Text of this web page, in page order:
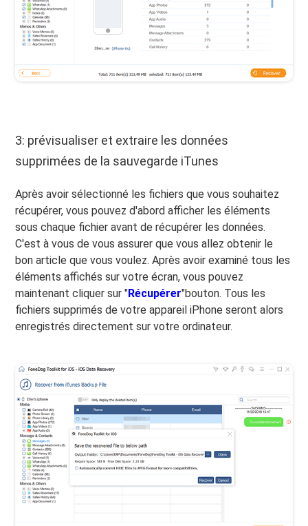
3: prévisualiser et extraire les données
supprimées de la sauvegarde iTunes
Après avoir sélectionné les fichiers que vous souhaitez
récupérer, vous pouvez d'abord afficher les éléments
sous chaque fichier avant de récupérer les données.
C'est à vous de vous assurer que vous allez obtenir le
bon article que vous voulez. Après avoir examiné tous les
éléments affichés sur votre écran, vous pouvez
maintenant cliquer sur "Récupérer"bouton. Tous les
fichiers supprimés de votre appareil iPhone seront alors
enregistrés directement sur votre ordinateur.